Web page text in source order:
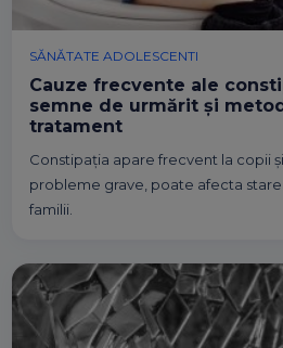
SĂNĂTATE ADOLESCENTI
Cauze frecvente ale
semne de urmărit și
tratament
Constipația apare frecvent la copii
probleme grave, poate afecta
familii.